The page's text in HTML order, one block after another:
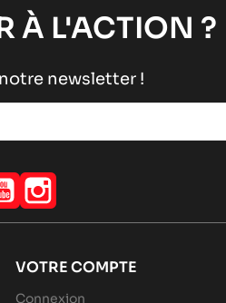
À L'ACTION ?
newsletter !
YouTube
VOTRE COMPTE
Connexion